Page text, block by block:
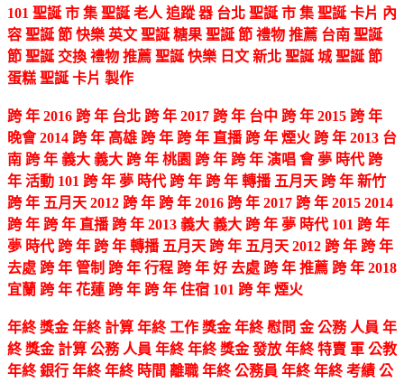
101 聖誕 市 集 聖誕 老人 追蹤 器 台北 聖誕 市 集 聖誕 卡片 內
容 聖誕 節 快樂 英文 聖誕 糖果 聖誕 節 禮物 推薦 台南 聖誕
節 聖誕 交換 禮物 推薦 聖誕 快樂 日文 新北 聖誕 城 聖誕 節
蛋糕 聖誕 卡片 製作
跨 年 2016 跨 年 台北 跨 年 2017 跨 年 台中 跨 年 2015 跨 年
晚會 2014 跨 年 高雄 跨 年 跨 年 直播 跨 年 煙火 跨 年 2013 台
南 跨 年 義大 義大 跨 年 桃園 跨 年 跨 年 演唱 會 夢 時代 跨
年 活動 101 跨 年 夢 時代 跨 年 跨 年 轉播 五月天 跨 年 新竹
跨 年 五月天 2012 跨 年 跨 年 2016 跨 年 2017 跨 年 2015 2014
跨 年 跨 年 直播 跨 年 2013 義大 義大 跨 年 夢 時代 101 跨 年
夢 時代 跨 年 跨 年 轉播 五月天 跨 年 五月天 2012 跨 年 跨 年
去處 跨 年 管制 跨 年 行程 跨 年 好 去處 跨 年 推薦 跨 年 2018
宜蘭 跨 年 花蓮 跨 年 跨 年 住宿 101 跨 年 煙火
年終 獎金 年終 計算 年終 工作 獎金 年終 慰問 金 公務 人員 年
終 獎金 計算 公務 人員 年終 年終 獎金 發放 年終 特賣 軍 公教
年終 銀行 年終 年終 時間 離職 年終 公務員 年終 年終 考績 公